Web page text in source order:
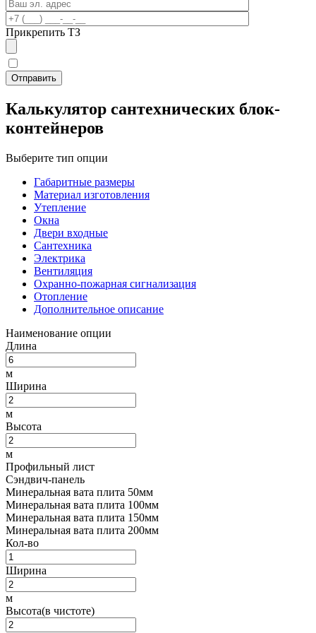
Прикрепить ТЗ
Калькулятор сантехнических блок-
контейнеров
Выберите тип опции
Габаритные размеры
Материал изготовления
Утепление
Окна
Двери входные
Сантехника
Электрика
Вентиляция
Охранно-пожарная сигнализация
Отопление
Дополнительное описание
Наименование опции
Длина
м
Ширина
м
Высота
м
Профильный лист
Сэндвич-панель
Минеральная вата плита 50мм
Минеральная вата плита 100мм
Минеральная вата плита 150мм
Минеральная вата плита 200мм
Кол-во
Ширина
м
Высота(в чистоте)